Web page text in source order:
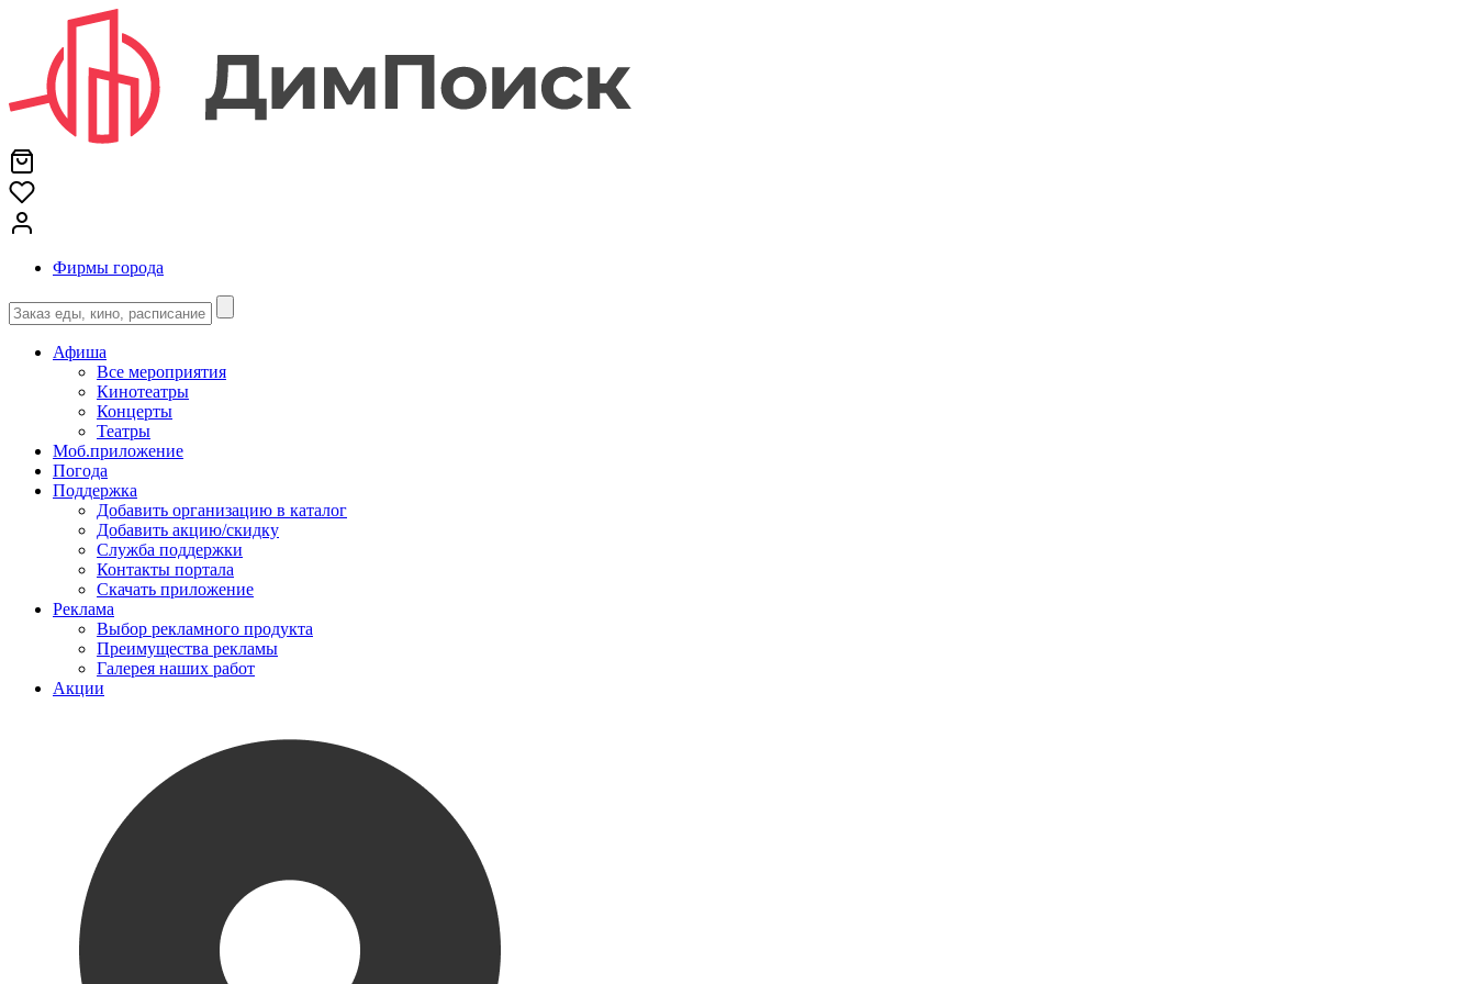
Фирмы города
Афиша
Все мероприятия
Кинотеатры
Концерты
Театры
Моб.приложение
Погода
Поддержка
Добавить организацию в каталог
Добавить акцию/скидку
Служба поддержки
Контакты портала
Скачать приложение
Реклама
Выбор рекламного продукта
Преимущества рекламы
Галерея наших работ
Акции